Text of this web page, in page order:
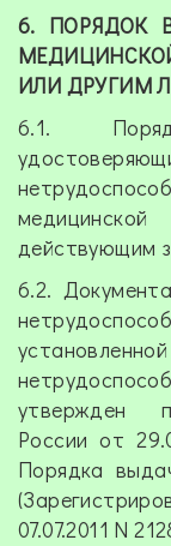
6. ПОРЯДОК
ИЛИ ДРУГИМ
6.1.
медицинской
действующим
6.2.
утвержден
России от
Порядка
07.07.2011 N